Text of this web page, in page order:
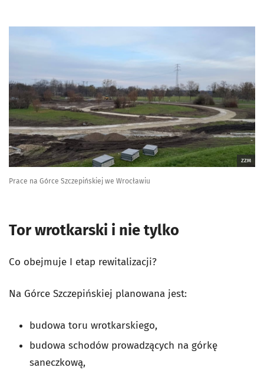
ZZM
Prace na Górce Szczepińskiej we Wrocławiu
Tor wrotkarski i nie tylko
Co obejmuje I etap rewitalizacji?
Na Górce Szczepińskiej planowana jest:
budowa toru wrotkarskiego,
budowa schodów prowadzących na górkę
saneczkową,